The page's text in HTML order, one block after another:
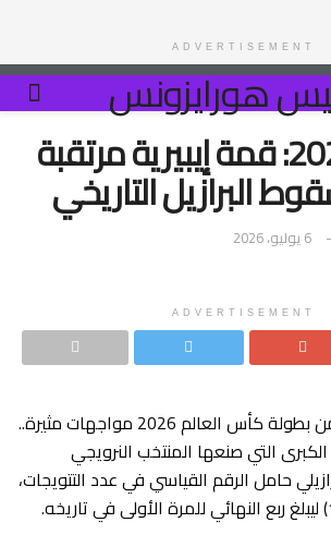
ADVERTISEMENT
مونديال 2026: قمة إيبيرية مرتقبة
البرازيل التاريخي
6 يوليو، 2026
ADVERTISEMENT
منافسات دور الـ16 من بطولة كأس العالم 2026 مواجهات مثيرة..
التي صنعها المنتخب النرويجي
حامل الرقم القياسي في عدد التتويجات،